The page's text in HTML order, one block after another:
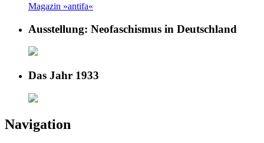
Magazin »antifa«
Ausstellung: Neofaschismus in Deutschland
Das Jahr 1933
Navigation